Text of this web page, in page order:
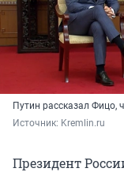
Путин рассказал Фицо,
Источник: Kremlin.ru
Президент